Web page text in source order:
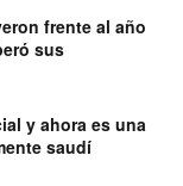
frente al año
sus
y ahora es una
saudí